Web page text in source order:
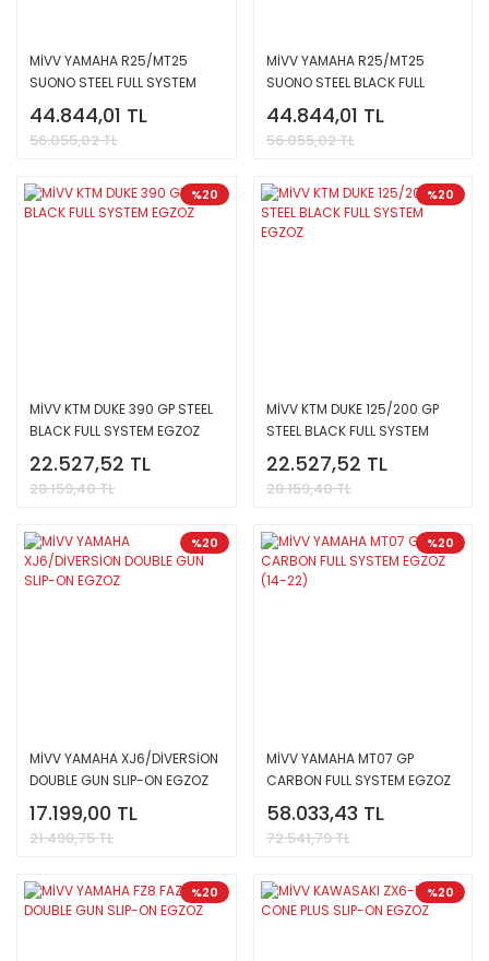
MİVV YAMAHA R25/MT25
SUONO STEEL FULL SYSTEM
EGZOZ
44.844,01 TL
56.055,02 TL
MİVV YAMAHA R25/MT25
SUONO STEEL BLACK FULL
SYSTEM EGZOZ
44.844,01 TL
56.055,02 TL
%20
MİVV KTM DUKE 390 GP STEEL
BLACK FULL SYSTEM EGZOZ
22.527,52 TL
28.159,40 TL
%20
MİVV KTM DUKE 125/200 GP
STEEL BLACK FULL SYSTEM
EGZOZ
22.527,52 TL
28.159,40 TL
%20
MİVV YAMAHA XJ6/DİVERSİON
DOUBLE GUN SLIP-ON EGZOZ
17.199,00 TL
21.498,75 TL
%20
MİVV YAMAHA MT07 GP
CARBON FULL SYSTEM EGZOZ
(14-22)
58.033,43 TL
72.541,79 TL
%20 %20